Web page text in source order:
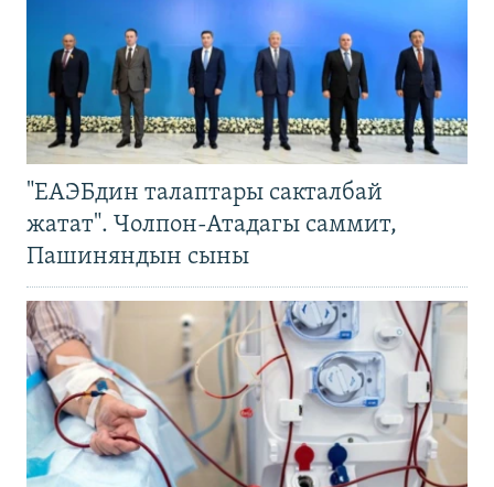
"ЕАЭБдин талаптары сакталбай
жатат". Чолпон-Атадагы саммит,
Пашиняндын сыны